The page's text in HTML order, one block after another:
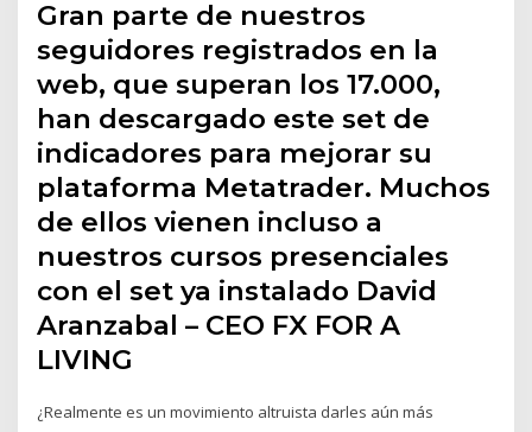
Gran parte de nuestros
seguidores registrados en la
web, que superan los 17.000,
han descargado este set de
indicadores para mejorar su
plataforma Metatrader. Muchos
de ellos vienen incluso a
nuestros cursos presenciales
con el set ya instalado David
Aranzabal – CEO FX FOR A
LIVING
¿Realmente es un movimiento altruista darles aún más